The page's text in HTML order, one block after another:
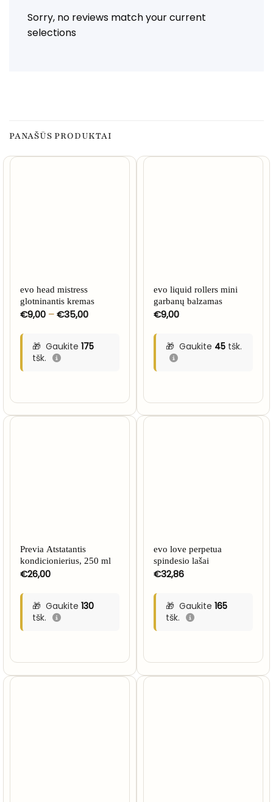
Sorry, no reviews match your current
selections
PANAŠŪS PRODUKTAI
evo head mistress
glotninantis kremas
€9,00 – €35,00Price
through
€35,00
Gaukite 175
tšk.
evo liquid rollers mini
garbanų balzamas
€9,00
Gaukite 45tšk.
Previa Atstatantis
kondicionierius, 250 ml
€26,00
Gaukite 130
tšk.
evo love perpetua
spindesio lašai
€32,86
Gaukite 165
tšk.